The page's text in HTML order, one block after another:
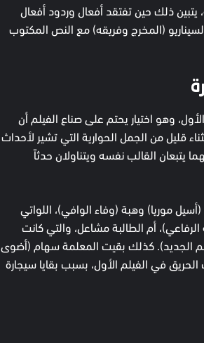
يتبين ذلك حين تفتقد أفعال وردود أفعال
(المخرج وفريقه) مع النص المكتوب
وهو اختيار يحتم على صناع الفيلم أن
قليل من الجمل الحوارية التي تشير لأحداث
يتبعان القالب نفسه ويتناولان حدثاً
موريا) وهبة (وفاء الوافي)، اللواتي
أم الطالبة مشاعل، والتي كانت
الجديد). كذلك بقيت المعلمة سهام (أضوى
في الفيلم الأول، بسبب بقايا سيجارة